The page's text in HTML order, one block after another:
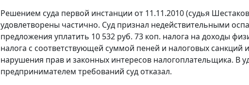
Решением суда первой инстанции от 11.11.2010 (судья
удовлетворены частично. Суд признал недействительными
предложения уплатить 10 532 руб. 73 коп. налога на доходы
налога с соответствующей суммой пеней и налоговых
нарушения прав и законных интересов налогоплательщика. В
предпринимателем требований суд отказал.